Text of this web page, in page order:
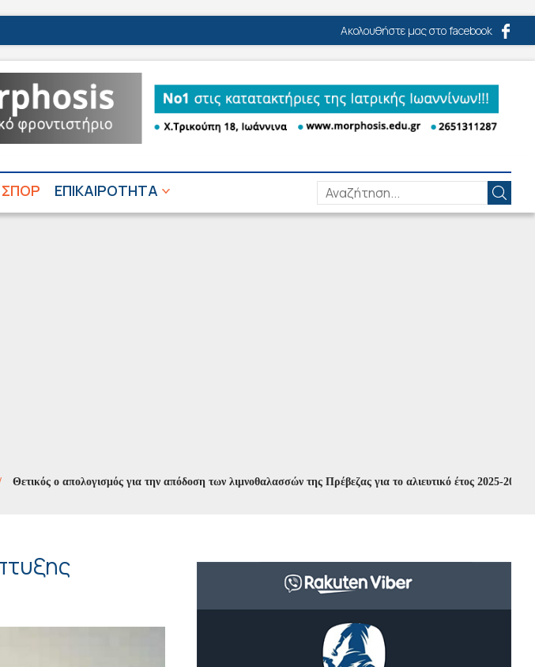
Ακολουθήστε μας στο facebook
ΕΠΙΚΑΙΡΟΤΗΤΑ
ο απολογισμός για την απόδοση των λιμνοθαλασσών της Πρέβεζας για το αλιευτικό έτος 2025-2026 //